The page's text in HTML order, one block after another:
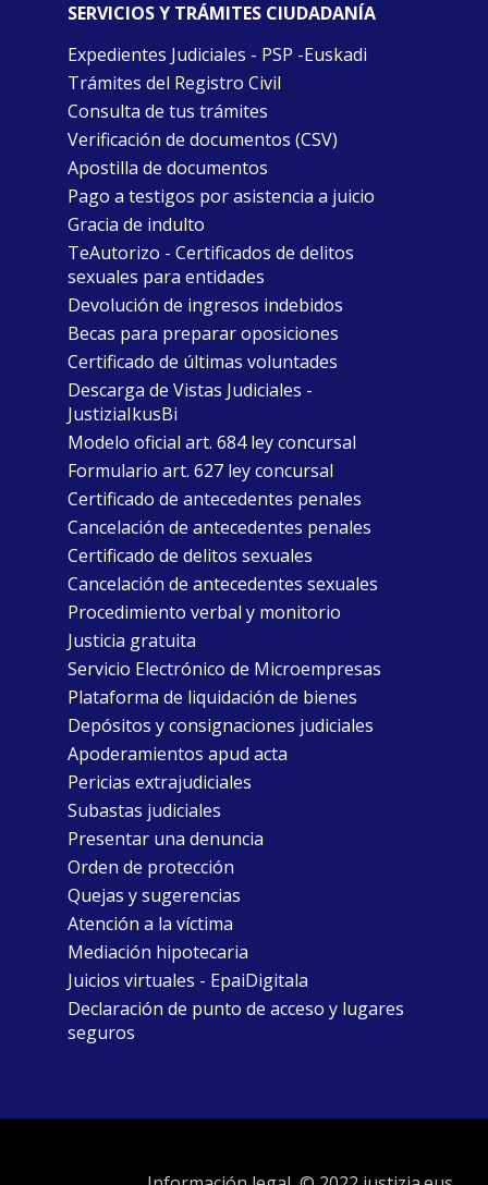
SERVICIOS Y TRÁMITES CIUDADANÍA
Expedientes Judiciales - PSP -Euskadi
Trámites del Registro Civil
Consulta de tus trámites
Verificación de documentos (CSV)
Apostilla de documentos
Pago a testigos por asistencia a juicio
Gracia de indulto
TeAutorizo - Certificados de delitos
sexuales para entidades
Devolución de ingresos indebidos
Becas para preparar oposiciones
Certificado de últimas voluntades
Descarga de Vistas Judiciales -
JustiziaIkusBi
Modelo oficial art. 684 ley concursal
Formulario art. 627 ley concursal
Certificado de antecedentes penales
Cancelación de antecedentes penales
Certificado de delitos sexuales
Cancelación de antecedentes sexuales
Procedimiento verbal y monitorio
Justicia gratuita
Servicio Electrónico de Microempresas
Plataforma de liquidación de bienes
Depósitos y consignaciones judiciales
Apoderamientos apud acta
Pericias extrajudiciales
Subastas judiciales
Presentar una denuncia
Orden de protección
Quejas y sugerencias
Atención a la víctima
Mediación hipotecaria
Juicios virtuales - EpaiDigitala
Declaración de punto de acceso y lugares
seguros